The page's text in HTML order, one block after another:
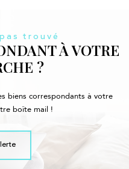
trouvé
À VOTRE
?
biens correspondants à votre
boîte mail !